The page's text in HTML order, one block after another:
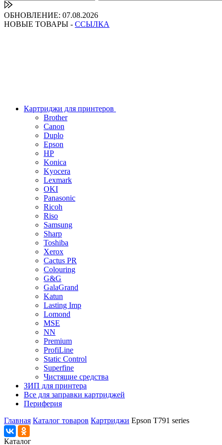
ОБНОВЛЕНИЕ: 07.08.2026
НОВЫЕ ТОВАРЫ - ССЫЛКА
Картриджи для принтеров
Brother
Canon
Duplo
Epson
HP
Konica
Kyocera
Lexmark
OKI
Panasonic
Ricoh
Riso
Samsung
Sharp
Toshiba
Xerox
Cactus PR
Colouring
G&G
GalaGrand
Katun
Lasting Imp
Lomond
MSE
NN
Premium
ProfiLine
Static Control
Superfine
Чистящие средства
ЗИП для принтера
Все для заправки картриджей
Периферия
Главная Каталог товаров Картриджи Epson T791 series
Каталог